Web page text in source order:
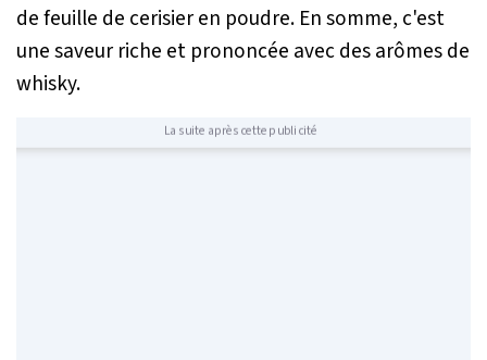
de feuille de cerisier en poudre. En somme, c'est
une saveur riche et prononcée avec des arômes de
whisky.
La suite après cette publicité